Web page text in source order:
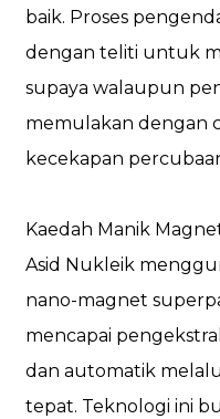
baik. Proses
dengan teliti untuk
supaya walaupun
memulakan dengan
kecekapan
Kaedah Manik
Asid Nukleik
nano-magnet
mencapai
dan automatik
tepat. Teknologi ini